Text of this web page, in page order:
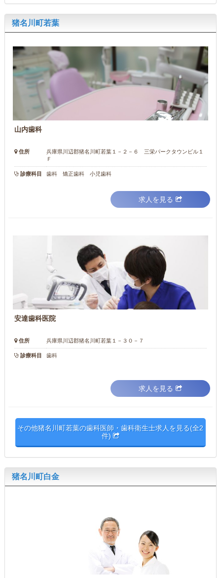
猪名川町若葉
山内歯科
住所
兵庫県川辺郡猪名川町若葉１－２－６ 三栄パークタウンビル１
Ｆ
診療科目 歯科 矯正歯科 小児歯科
求人を見る
安達歯科医院
住所 兵庫県川辺郡猪名川町若葉１－３０－７
診療科目 歯科
求人を見る
その他猪名川町若葉の歯科医師・歯科衛生士求人を見る(全2
件)
猪名川町白金